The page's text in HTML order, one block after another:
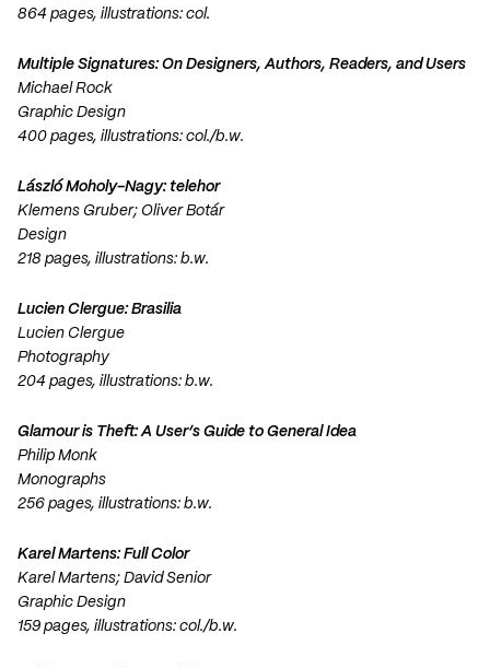
864 pages, illustrations: col.
Multiple Signatures: On Designers, Authors, Readers, and Users
Michael Rock
Graphic Design
400 pages, illustrations: col./b.w.
László Moholy-Nagy: telehor
Klemens Gruber; Oliver Botár
Design
218 pages, illustrations: b.w.
Lucien Clergue: Brasilia
Lucien Clergue
Photography
204 pages, illustrations: b.w.
Glamour is Theft: A User’s Guide to General Idea
Philip Monk
Monographs
256 pages, illustrations: b.w.
Karel Martens: Full Color
Karel Martens; David Senior
Graphic Design
159 pages, illustrations: col./b.w.